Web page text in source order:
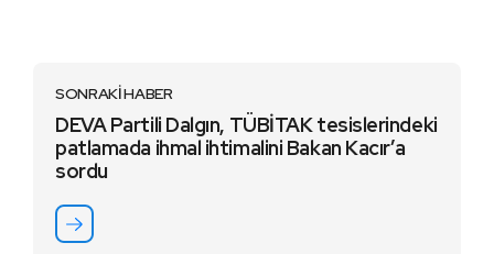
SONRAKİ HABER
DEVA Partili Dalgın, TÜBİTAK tesislerindeki
patlamada ihmal ihtimalini Bakan Kacır’a
sordu